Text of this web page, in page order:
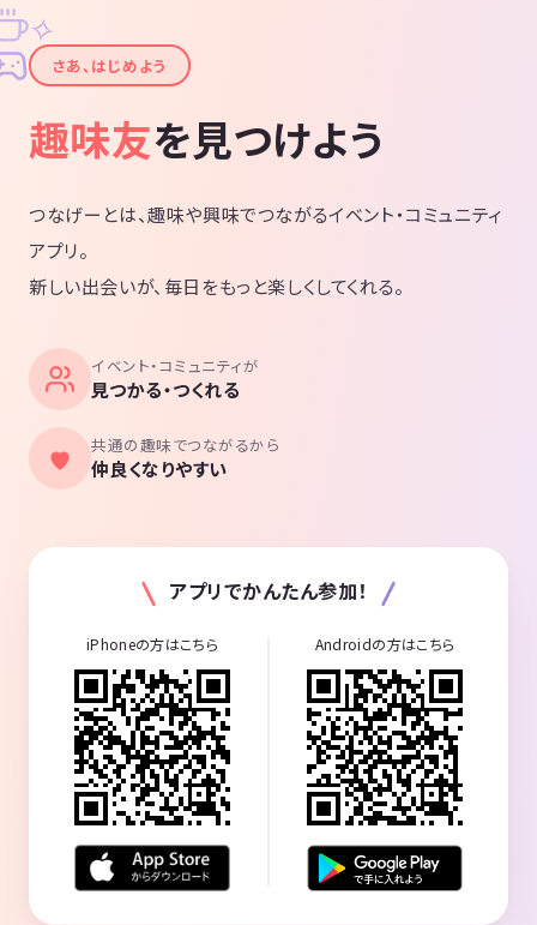
✦
✧
さあ、はじめよう
趣味友を見つけよう
つなげーとは、趣味や興味でつながるイベント・コミュニティ
アプリ。
新しい出会いが、毎日をもっと楽しくしてくれる。
イベント・コミュニティが
見つかる・つくれる
共通の趣味でつながるから
仲良くなりやすい
アプリでかんたん参加！
iPhoneの方はこちら Androidの方はこちら